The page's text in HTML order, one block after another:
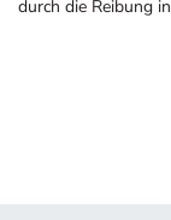
durch die Reibung